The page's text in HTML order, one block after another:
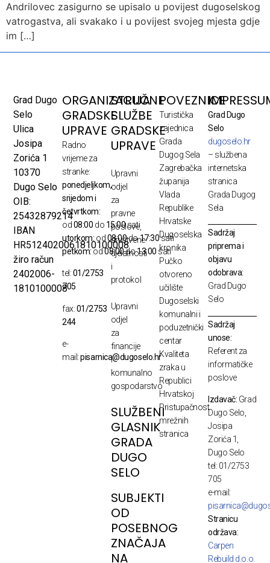
Andrilovec zasigurno se upisalo u povijest dugoselskog
vatrogastva, ali svakako i u povijest svojeg mjesta gdje
im […]
Grad Dugo
Selo
Ulica
Josipa
Zorića 1
10370
Dugo Selo
OIB:
25432879214
IBAN
HR5124020061810100008
žiro račun
2402006-
1810100008
ORGANIZACIJA
GRADSKE
UPRAVE
Radno
vrijeme za
stranke:
ponedjeljkom,
srijedom i
četvrtkom:
od08:00 do 15:00sati
utorkom: od08:00do17:30sati
petkom:od08:00do13:00 sati
tel:01/2753
705
fax:01/2753
244
e-
mail:pisarnica@dugoselo.hr
STRUČNE
SLUŽBE
GRADSKE
UPRAVE
Upravni
odjel
za
pravne
poslove,
društvene
djelatnosti
i
protokol
Upravni
odjel
za
financije
i
komunalno
gospodarstvo
SLUŽBENI
GLASNIK
GRADA
DUGO
SELO
SUBJEKTI
OD
POSEBNOG
ZNAČAJA
NA
POVEZNICE
Turistička
zajednica
Grada
Dugog Sela
Zagrebačka
županija
Vlada
Republike
Hrvatske
Dugoselska
kronika
Pučko
otvoreno
učilište
Dugoselski
komunalni i
poduzetnički
centar
Kvaliteta
zraka u
Republici
Hrvatskoj
Pristupačnost
mrežnih
stranica
Grad Dugo
Selo
dugoselo.hr
– službena
internetska
stranica
Grada Dugog
Sela
Sadržaj
priprema i
objavu
odobrava:
Grad Dugo
Selo
Sadržaj
unose:
Referent za
informatičke
poslove
Izdavač: Grad
Dugo Selo,
Josipa
Zorića 1,
Dugo Selo
tel: 01/2753
705
e-mail:
Stranicu
održava:
Carpen
Rebuild d.o.o.